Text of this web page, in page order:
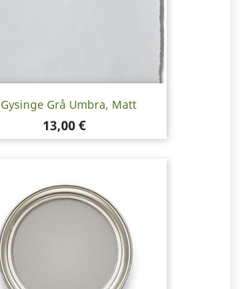
Gysinge Grå Umbra, Matt
Pris
13,00 €